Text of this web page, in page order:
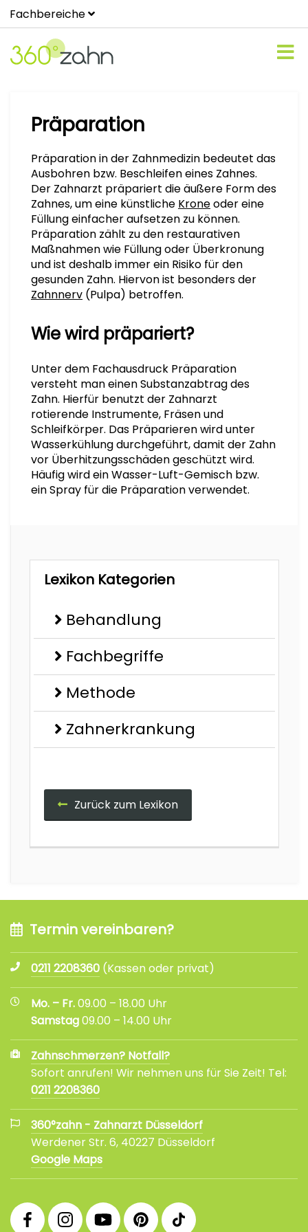
Fachbereiche
Präparation
Präparation in der Zahnmedizin bedeutet das
Ausbohren bzw. Beschleifen eines Zahnes.
Der Zahnarzt präpariert die äußere Form des
Zahnes, um eine künstliche Kroneoder eine
Füllung einfacher aufsetzen zu können.
Präparation zählt zu den restaurativen
Maßnahmen wie Füllung oder Überkronung
und ist deshalb immer ein Risiko für den
gesunden Zahn. Hiervon ist besonders der
Zahnnerv (Pulpa) betroffen.
Wie wird präpariert?
Unter dem Fachausdruck Präparation
versteht man einen Substanzabtrag des
Zahn. Hierfür benutzt der Zahnarzt
rotierende Instrumente, Fräsen und
Schleifkörper. Das Präparieren wird unter
Wasserkühlung durchgeführt, damit der Zahn
vor Überhitzungsschäden geschützt wird.
Häufig wird ein Wasser-Luft-Gemisch bzw.
ein Spray für die Präparation verwendet.
Lexikon Kategorien
Behandlung
Fachbegriffe
Methode
Zahnerkrankung
Zurück zum Lexikon
Termin vereinbaren?
0211 2208360 (Kassen oder privat)
Mo. – Fr.09.00 – 18.00 Uhr
Samstag09.00 – 14.00 Uhr
Zahnschmerzen? Notfall?
Sofort anrufen! Wir nehmen uns für Sie Zeit! Tel:
0211 2208360
360°zahn - Zahnarzt Düsseldorf
Werdener Str. 6, 40227 Düsseldorf
Google Maps
360°
Facebook
360°
Instagram
360°
YouTube
360°
Pinterest
360°
tiktok